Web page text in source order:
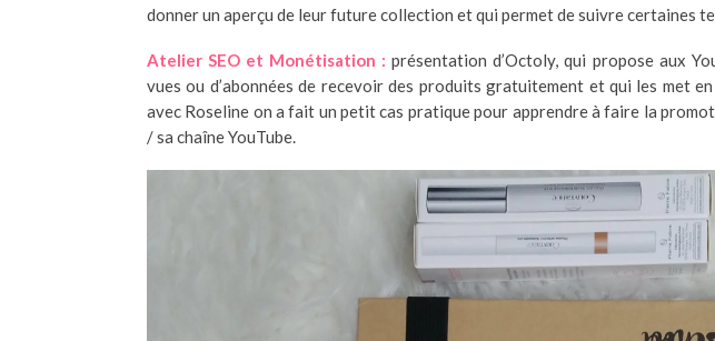
donner un aperçu de leur future collection et qui permet de suivre certaines
Atelier SEO et Monétisation :présentation d’Octoly, qui propose aux
vues ou d’abonnées de recevoir des produits gratuitement et qui les met
avec Roseline on a fait un petit cas pratique pour apprendre à faire la
/ sa chaîne YouTube.